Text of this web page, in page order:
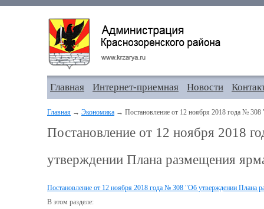
Главная Интернет-приемная Новости
Главная → Экономика → Постановление от 12 ноября 2018 года №
Постановление от 12 ноября 2018
утверждении Плана размещения
Постановление от 12 ноября 2018 года № 308 "Об утверждении Плана
В этом разделе: